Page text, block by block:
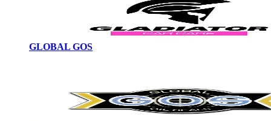
GLOBAL GOS